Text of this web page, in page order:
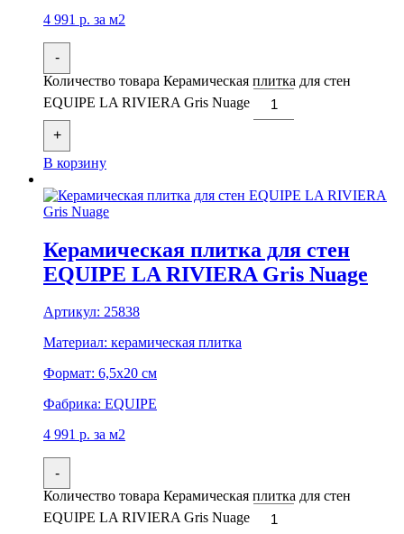
4 991 р. за м2
-
Количество товара Керамическая плитка для стен
EQUIPE LA RIVIERA Gris Nuage
+
В корзину
Керамическая плитка для стен
EQUIPE LA RIVIERA Gris Nuage
Артикул: 25838
Материал: керамическая плитка
Формат: 6,5x20 см
Фабрика: EQUIPE
4 991 р. за м2
-
Количество товара Керамическая плитка для стен
EQUIPE LA RIVIERA Gris Nuage